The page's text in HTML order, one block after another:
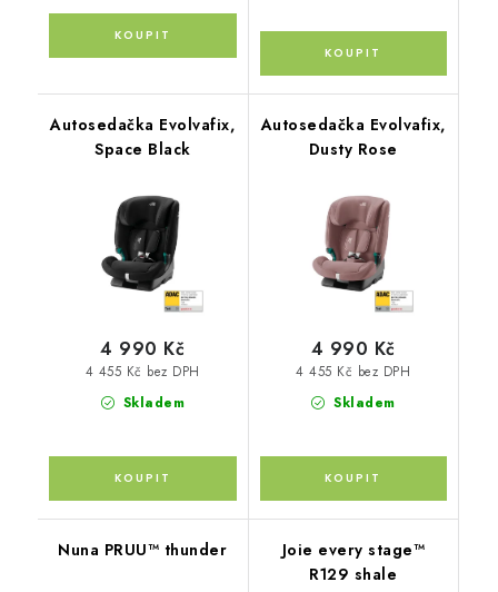
Autosedačka Evolvafix,
Space Black
Skladem
4 455 Kč bez DPH
4 990 Kč
Autosedačka Evolvafix,
Dusty Rose
Skladem
4 455 Kč bez DPH
4 990 Kč
Nuna PRUU™ thunder
Joie every stage™
R129 shale